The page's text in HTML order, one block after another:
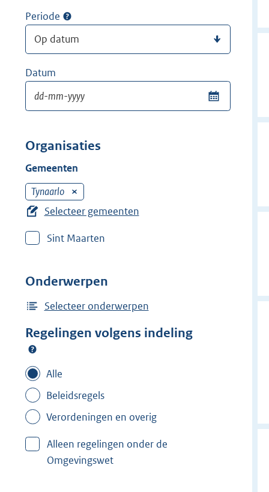
Periode
Datum
Organisaties
Gemeenten
Tynaarlo
e
w
d
e
f
e
r
T
y
Selecteer gemeenten
Sint Maarten
Onderwerpen
Selecteer onderwerpen
Regelingen volgens indeling
Alle
Beleidsregels
Verordeningen en overig
Alleen regelingen onder de
Omgevingswet